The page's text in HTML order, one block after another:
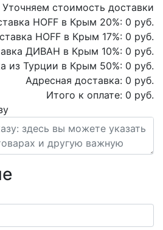
Уточняем стоимость доставки
HOFF в Крым 20%: 0 руб.
HOFF в Крым 17%: 0 руб.
ДИВАН в Крым 10%: 0 руб.
из Турции в Крым 50%: 0 руб.
Адресная доставка: 0 руб.
Итого к оплате: 0 руб.